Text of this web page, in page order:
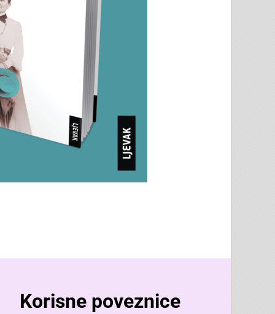
Korisne poveznice